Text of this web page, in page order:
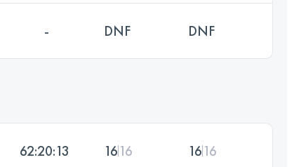
- DNF DNF
62:20:13 1616 1616